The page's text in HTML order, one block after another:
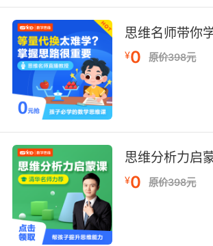
美食家甜饼怪邀请朋友们到他家
组织这次有趣的聚餐的呢？甜饼怪
来。
艾摩在医院里认识了新朋友安吉
拉到芝麻街做客。安吉拉会喜欢
吗？她能不能和他们相处融洽呢？
佐伊很喜欢她的小喇叭，她的朋友
大家都想玩一玩小喇叭，佐伊应
享她的玩具呢？如果喇叭被大家玩
和芝麻街的朋友们在一起，每天
乐趣！
思维名师带你
¥0 原价398元
思维分析力启
¥0 原价398元